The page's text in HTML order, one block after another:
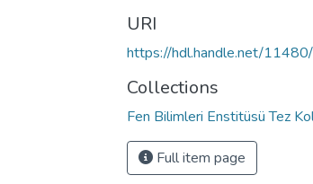
URI
https://hdl.handle.net/
Collections
Fen Bilimleri Enstitüsü Tez
Full item page